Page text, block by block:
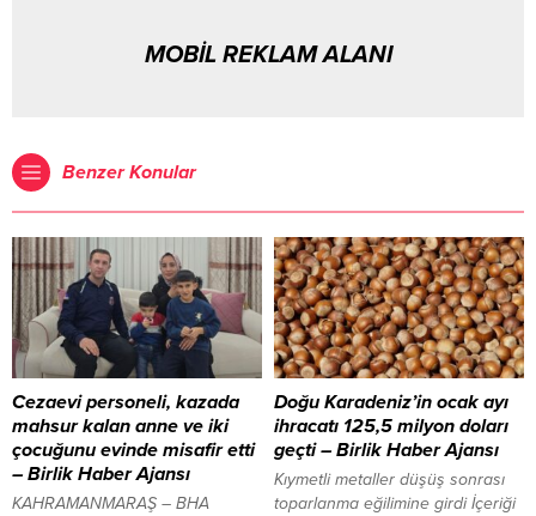
MOBİL REKLAM ALANI
Benzer Konular
Cezaevi personeli, kazada
mahsur kalan anne ve iki
çocuğunu evinde misafir etti
– Birlik Haber Ajansı
KAHRAMANMARAŞ – BHA
Doğu Karadeniz’in ocak ayı
ihracatı 125,5 milyon doları
geçti – Birlik Haber Ajansı
Kıymetli metaller düşüş sonrası
toparlanma eğilimine girdi İçeriği